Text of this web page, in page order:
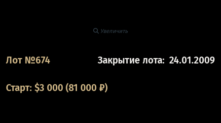
Увеличить
Лот №674 Закрытие лота: 24.01.2009
Старт: $3 000(81 000 ₽)